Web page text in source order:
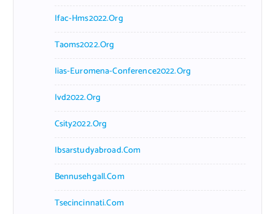
Ifac-Hms2022.org
Taoms2022.org
Iias-Euromena-Conference2022.org
Ivd2022.org
Csity2022.org
Ibsarstudyabroad.com
Bennusehgall.com
Tsecincinnati.com